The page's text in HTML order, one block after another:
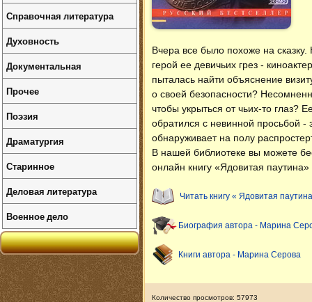
Вчера все было похоже на
герой ее девичьих грез -
пыталась найти объяснение
о своей безопасности?
чтобы укрыться от чьих-то глаз?
обратился с невинной просьбой
обнаруживает на полу
В нашей библиотеке вы можете
онлайн книгу «Ядовитая
Читать книгу « Ядовитая
Биография автора - Марина
Книги автора - Марина Серова
Количество просмотров: 57973
Справочная литература
Духовность
Документальная
Прочее
Поэзия
Драматургия
Старинное
Деловая литература
Военное дело